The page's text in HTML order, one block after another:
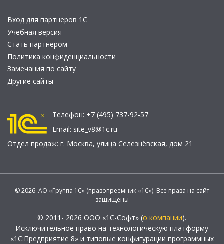
Вход для партнеров 1С
Учебная версия
Стать партнером
Политика конфиденциальности
Замечания по сайту
Другие сайты
Телефон: +7 (495) 737-92-57
Email: site_v8@1c.ru
Отдел продаж: г. Москва, улица Селезнёвская, дом 21
© 2026 АО «Группа 1С» (правопреемник «1С»). Все права на сайт
защищены
© 2011- 2026 ООО «1С-Софт» (о компании).
Исключительное право на технологическую платформу
«1С:Предприятие 8» и типовые конфигурации программных